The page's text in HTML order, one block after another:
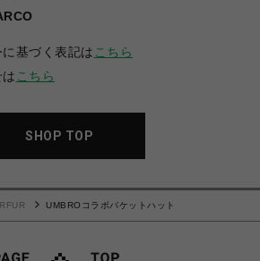
基づく表記は こちら
こちら
SHOP TOP
UMBROコラボバケットハット